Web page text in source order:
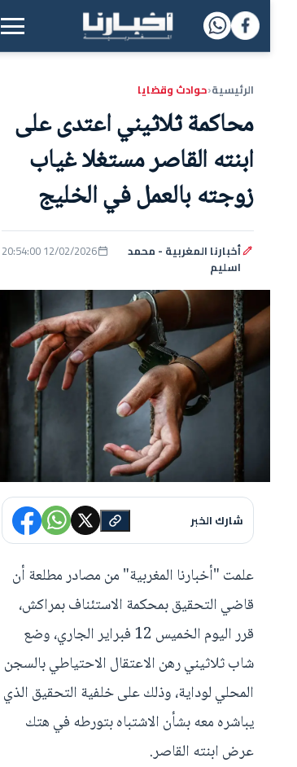
القائمة الرئيسية
الرئيسية‹حوادث وقضايا
محاكمة ثلاثيني اعتدى على
ابنته القاصر مستغلا غياب
زوجته بالعمل في الخليج
أخبارنا المغربية - محمد
اسليم
12/02/2026 20:54:00
شارك الخبر
علمت "أخبارنا المغربية" من مصادر مطلعة أن
قاضي التحقيق بمحكمة الاستئناف بمراكش،
قرر اليوم الخميس 12 فبراير الجاري، وضع
شاب ثلاثيني رهن الاعتقال الاحتياطي بالسجن
المحلي لوداية، وذلك على خلفية التحقيق الذي
يباشره معه بشأن الاشتباه بتورطه في هتك
عرض ابنته القاصر.